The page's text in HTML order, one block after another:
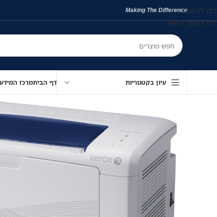
דלג לניווט
דלג לתוכן ראשי
Making The Difference
עיון בקטגוריות דף הביתמרכז המידע